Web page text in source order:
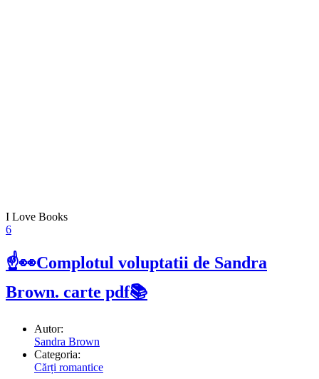
I Love Books
6
☝👀Complotul voluptatii de Sandra
Brown. carte pdf📚
Autor:
Sandra Brown
Categoria:
Cărți romantice